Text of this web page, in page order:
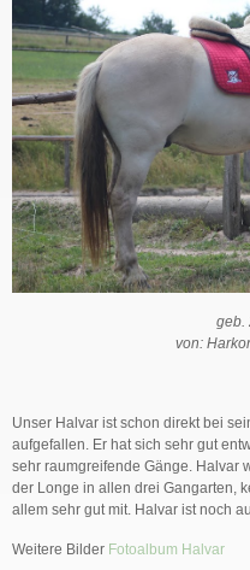
geb.
von:
Unser Halvar ist schon direkt bei
aufgefallen. Er hat sich sehr gut
sehr raumgreifende Gänge. Halvar
der Longe in allen drei Gangarten,
allem sehr gut mit. Halvar ist noch
Weitere Bilder Fotoalbum Halvar